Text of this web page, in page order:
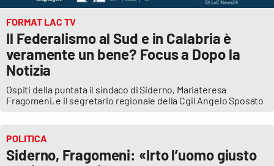
FORMAT LAC TV
Il Federalismo al Sud e in Calabria è
veramente un bene? Focus a Dopo la
Notizia
Ospiti della puntata il sindaco di Siderno, Mariateresa
Fragomeni, e il segretario regionale della Cgil Angelo Sposato
POLITICA
Siderno, Fragomeni: «Irto l’uomo giusto